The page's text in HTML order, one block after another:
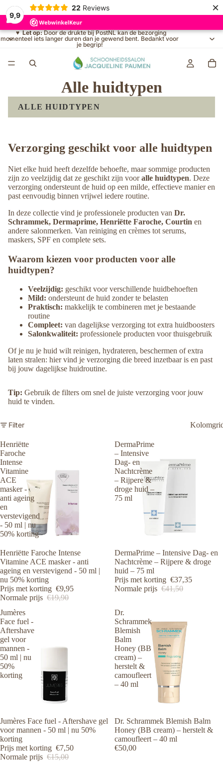
9,9
22 Reviews ×
♥Let op:Door de drukte bij PostNL kan de bezorging
momenteel iets langer duren dan je gewend bent. Bedankt voor
je begrip!
Alle huidtypen
ALLE HUIDTYPEN
Verzorging geschikt voor alle huidtypen
Niet elke huid heeft dezelfde behoefte, maar sommige producten
zijn zo veelzijdig dat ze geschikt zijn vooralle huidtypen. Deze
verzorging ondersteunt de huid op een milde, effectieve manier en
past eenvoudig binnen vrijwel iedere routine.
In deze collectie vind je professionele producten van Dr.
Schrammek, Dermaprime, Henriëtte Faroche, Courtin en
andere salonmerken. Van reiniging en crèmes tot serums,
maskers, SPF en complete sets.
Waarom kiezen voor producten voor alle
huidtypen?
Veelzijdig: geschikt voor verschillende huidbehoeften
Mild: ondersteunt de huid zonder te belasten
Praktisch: makkelijk te combineren met je bestaande
routine
Compleet: van dagelijkse verzorging tot extra huidboosters
Salonkwaliteit: professionele producten voor thuisgebruik
Of je nu je huid wilt reinigen, hydrateren, beschermen of extra
laten stralen: hier vind je verzorging die breed inzetbaar is en past
bij jouw dagelijkse huidroutine.
Tip: Gebruik de filters om snel de juiste verzorging voor jouw
huid te vinden.
Filter
Henriëtte
Faroche
Intense
Vitamine
ACE
masker -
anti ageing
en
verstevigend
- 50 ml | nu
50% korting
Aanbieding
Henriëtte Faroche Intense
Vitamine ACE masker - anti
ageing en verstevigend - 50 ml |
nu 50% korting
Prijs met korting €9,95
Normale prijs €19,90
DermaPrime
– Intensive
Dag- en
Nachtcrème
– Rijpere &
droge huid –
75 ml
Aanbieding
DermaPrime – Intensive Dag- en
Nachtcrème – Rijpere & droge
huid – 75 ml
Prijs met korting €37,35
Normale prijs €41,50
Jumères
Face fuel -
Aftershave
gel voor
mannen -
50 ml | nu
50%
korting
Aanbieding
Jumères Face fuel - Aftershave gel
voor mannen - 50 ml | nu 50%
korting
Prijs met korting €7,50
Normale prijs €15,00
Dr.
Schrammek
Blemish
Balm
Honey (BB
cream) –
herstelt &
camoufleert
– 40 ml
Dr. Schrammek Blemish Balm
Honey (BB cream) – herstelt &
camoufleert – 40 ml
€50,00